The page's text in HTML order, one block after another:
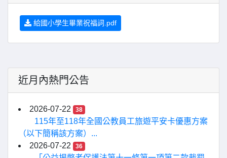
給國小學生畢業祝福詞.pdf
近月內熱門公告
2026-07-22 38
115年至118年全國公教員工旅遊平安卡優惠方案
（以下簡稱該方案）...
2026-07-22
36